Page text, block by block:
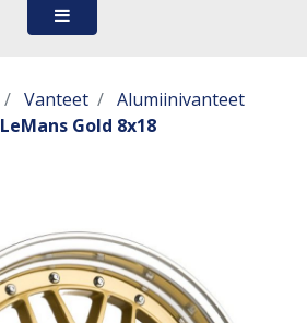
Vanteet
Alumiinivanteet
LeMans Gold 8x18